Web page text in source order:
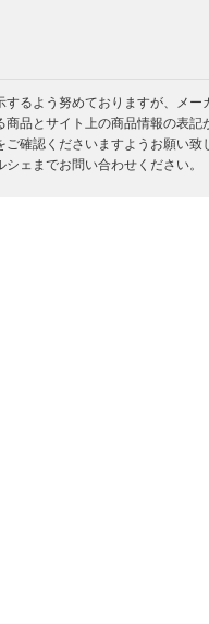
るよう努めておりますが、メ
品とサイト上の商品情報の表記
確認くださいますようお願い致
ェまでお問い合わせください。